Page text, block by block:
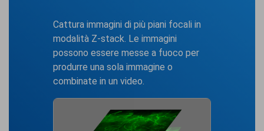
Cattura immagini di più piani focali in
modalità Z-stack. Le immagini
possono essere messe a fuoco per
produrre una sola immagine o
combinate in un video.